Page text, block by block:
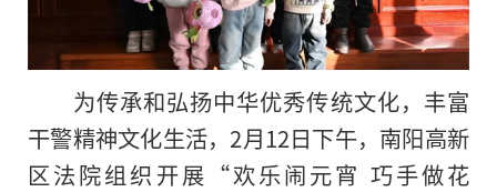
为传承和弘扬中华优秀传统文化，丰富
干警精神文化生活，2月12日下午，南阳高新
区法院组织开展“欢乐闹元宵 巧手做花